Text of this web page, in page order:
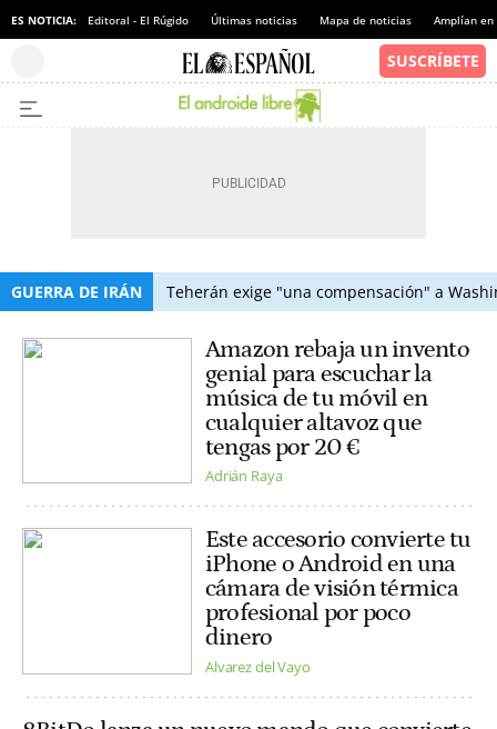
ES NOTICIA: Editoral - El Rúgido Últimas noticias Mapa de noticias Amplían
GUERRA DE IRÁN Teherán exige "una compensación" a
Amazon rebaja un invento
genial para escuchar la
música de tu móvil en
cualquier altavoz que
tengas por 20 €
Adrián Raya
Este accesorio convierte tu
iPhone o Android en una
cámara de visión térmica
profesional por poco
dinero
Alvarez del Vayo